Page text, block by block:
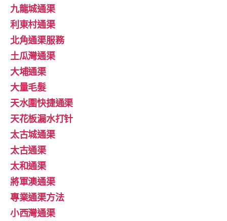
九龍城通渠
利東村通渠
北角通渠服務
土瓜灣通渠
大埔通渠
大量毛髮
天水圍快捷通渠
天花板漏水打针
太古城通渠
太古通渠
太和通渠
將軍澳通渠
專業通渠方法
小西灣通渠